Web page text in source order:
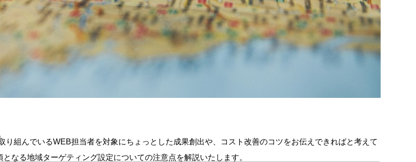
組んでいるWEB担当者を対象にちょっとした成果創出や、コスト改善のコツをお伝えできればと考えて
なる地域ターゲティング設定についての注意点を解説いたします。